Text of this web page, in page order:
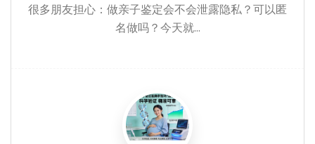
很多朋友担心：做亲子鉴定会不会泄露隐私？可以匿
名做吗？今天就...